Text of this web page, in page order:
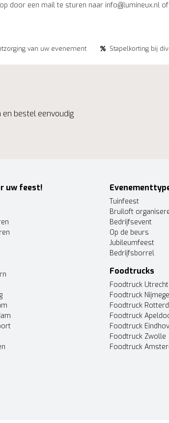
door een mail te sturen naar info@lumineux.nl
van uw evenement Stapelkorting bij
bestel eenvoudig
uw feest!
Tuinfeest
Bruiloft
Bedrijfsevent
Op de beurs
Jubileumfeest
Bedrijfsborrel
Foodtrucks
Foodtruck Utrecht
Foodtruck
Foodtruck
Foodtruck
Foodtruck
Foodtruck Zwolle
Foodtruck